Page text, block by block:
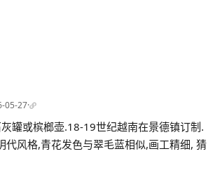
05-27·
罐或槟榔壶.18-19世纪越南在景德镇订制.
代风格,青花发色与翠毛蓝相似,画工精细, 猜